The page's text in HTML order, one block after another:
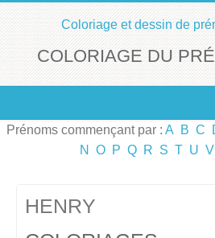
Coloriage et dessin de
COLORIAGE DU
Top 100 des Prénoms
Prénoms commençant par : A B C
N
O P Q R S T U V
HENRY